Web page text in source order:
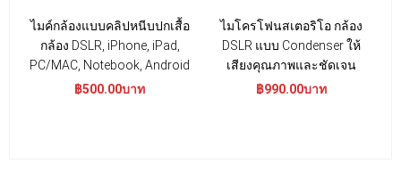
ไมค์กล้องแบบคลิปหนีบปกเสื้อ
กล้อง DSLR, iPhone, iPad,
PC/MAC, Notebook, Android
฿500.00บาท
ไมโครโฟนสเตอริโอ กล้อง
DSLR แบบ Condenser ให้
เสียงคุณภาพและชัดเจน
฿990.00บาท